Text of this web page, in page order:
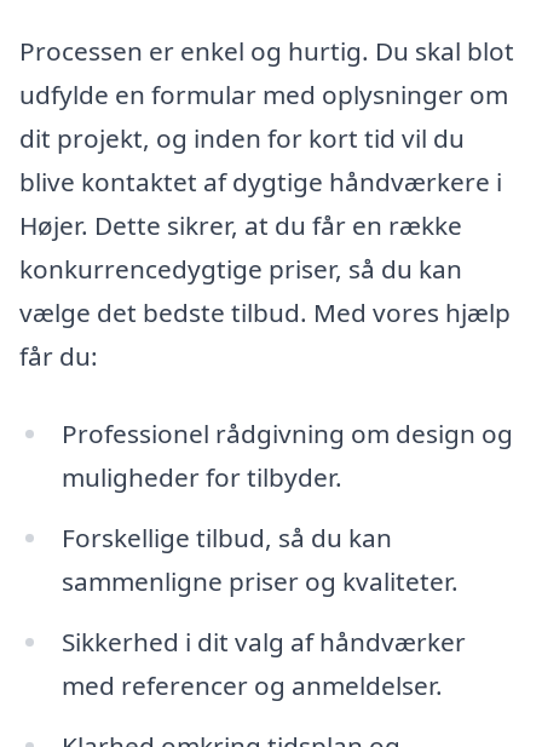
Processen er enkel og hurtig. Du skal blot
udfylde en formular med oplysninger om
dit projekt, og inden for kort tid vil du
blive kontaktet af dygtige håndværkere i
Højer. Dette sikrer, at du får en række
konkurrencedygtige priser, så du kan
vælge det bedste tilbud. Med vores hjælp
får du:
Professionel rådgivning om design og
muligheder for tilbyder.
Forskellige tilbud, så du kan
sammenligne priser og kvaliteter.
Sikkerhed i dit valg af håndværker
med referencer og anmeldelser.